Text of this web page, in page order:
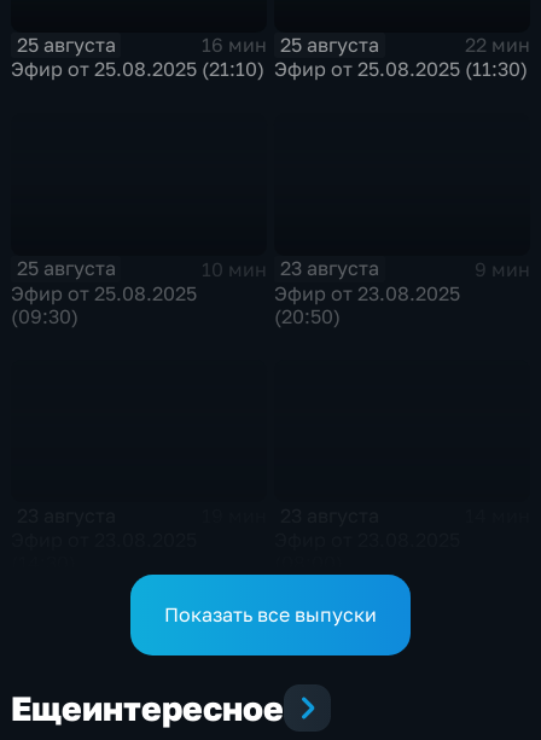
25 августа
16 мин
Эфир от 25.08.2025 (21:10)
25 августа
22 мин
Эфир от 25.08.2025 (11:30)
25 августа
10 мин
Эфир от 25.08.2025
(09:30)
23 августа
9 мин
Эфир от 23.08.2025
(20:50)
Показать все выпуски
Ещеинтересное